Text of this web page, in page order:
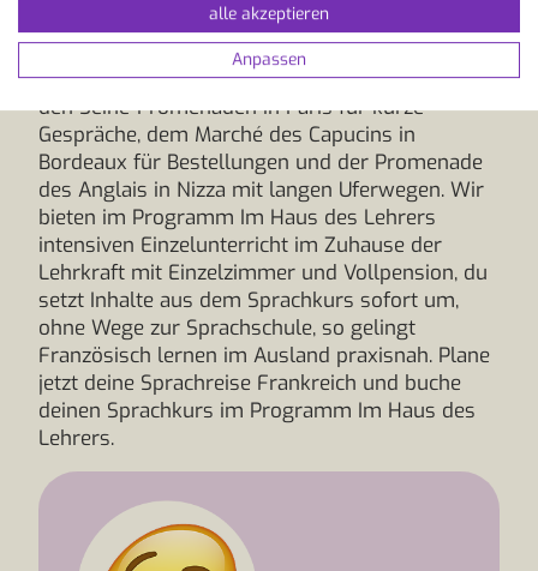
Ein Sprachaufenthalt im Haus des
Lehrers in Frankreich bringt dich direkt in
Sprache und Alltag, mit konkreten Szenen wie
den Seine-Promenaden in Paris für kurze
Gespräche, dem Marché des Capucins in
Bordeaux für Bestellungen und der Promenade
des Anglais in Nizza mit langen Uferwegen. Wir
bieten im Programm Im Haus des Lehrers
intensiven Einzelunterricht im Zuhause der
Lehrkraft mit Einzelzimmer und Vollpension, du
setzt Inhalte aus dem Sprachkurs sofort um,
ohne Wege zur Sprachschule, so gelingt
Französisch lernen im Ausland praxisnah. Plane
jetzt deine Sprachreise Frankreich und buche
deinen Sprachkurs im Programm Im Haus des
Lehrers.
alle akzeptieren
Anpassen